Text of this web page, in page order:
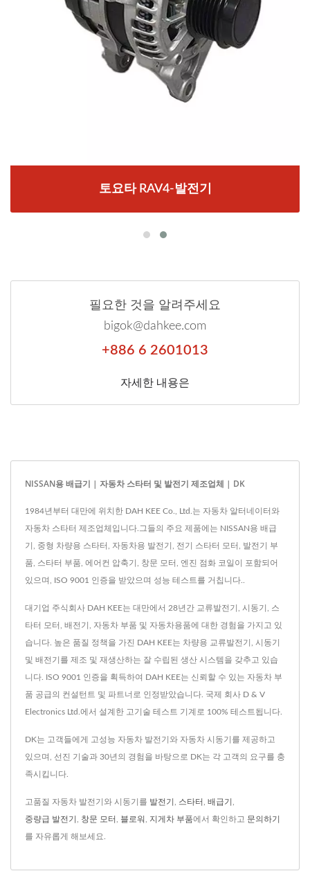
토요타 RAV4-발전기
필요한 것을 알려주세요
bigok@dahkee.com
+886 6 2601013
자세한 내용은
NISSAN용 배급기 | 자동차 스타터 및 발전기 제조업체 | DK
1984년부터 대만에 위치한 DAH KEE Co., Ltd.는 자동차 알터네이터와
자동차 스타터 제조업체입니다.그들의 주요 제품에는 NISSAN용 배급
기, 중형 차량용 스타터, 자동차용 발전기, 전기 스타터 모터, 발전기 부
품, 스타터 부품, 에어컨 압축기, 창문 모터, 엔진 점화 코일이 포함되어
있으며, ISO 9001 인증을 받았으며 성능 테스트를 거칩니다..
대기업 주식회사 DAH KEE는 대만에서 28년간 교류발전기, 시동기, 스
타터 모터, 배전기, 자동차 부품 및 자동차용품에 대한 경험을 가지고 있
습니다. 높은 품질 정책을 가진 DAH KEE는 차량용 교류발전기, 시동기
및 배전기를 제조 및 재생산하는 잘 수립된 생산 시스템을 갖추고 있습
니다. ISO 9001 인증을 획득하여 DAH KEE는 신뢰할 수 있는 자동차 부
품 공급의 컨설턴트 및 파트너로 인정받았습니다. 국제 회사 D & V
Electronics Ltd.에서 설계한 고기술 테스트 기계로 100% 테스트됩니다.
DK는 고객들에게 고성능 자동차 발전기와 자동차 시동기를 제공하고
있으며, 선진 기술과 30년의 경험을 바탕으로 DK는 각 고객의 요구를 충
족시킵니다.
고품질 자동차 발전기와 시동기를 발전기 스타터 배급기
중량급 발전기 창문 모터 블로워 지게차 부품에서 확인하고 문의하기
를 자유롭게 해보세요.